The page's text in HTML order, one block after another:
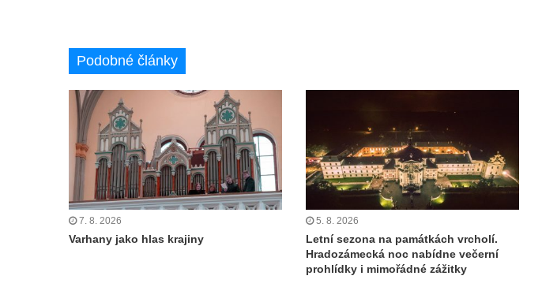
Podobné články
7. 8. 2026
Varhany jako hlas krajiny
5. 8. 2026
Letní sezona na památkách vrcholí.
Hradozámecká noc nabídne večerní
prohlídky i mimořádné zážitky